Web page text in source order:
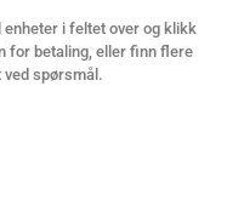
enheter i feltet over og klikk
for betaling, eller finn flere
ved spørsmål.